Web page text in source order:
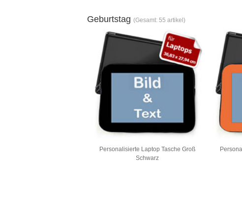
Geburtstag (Gesamt: 55 artikel)
Personalisierte Laptop Tasche Groß
Schwarz